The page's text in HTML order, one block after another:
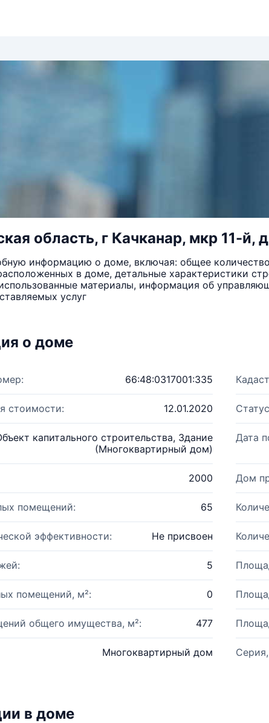
область, г Качканар, мкр 11-й,
информацию о доме, включая: общее
в доме, детальные характеристики
материалы, информация об
услуг
о доме
66:48:0317001:335
стоимости: 12.01.2020
капитального строительства, Здание
(Многоквартирный дом)
Дата
2000 Дом
помещений: 65
эффективности: Не присвоен
5
помещений, м²: 0
общего имущества, м²: 477
Многоквартирный дом
в доме